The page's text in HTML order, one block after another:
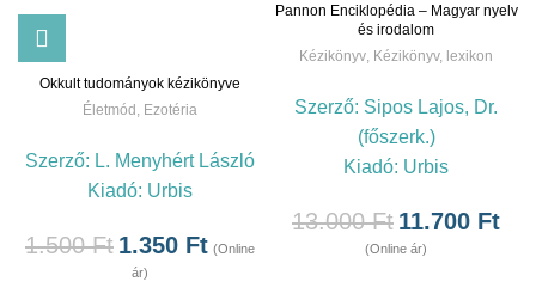
Okkult tudományok kézikönyve
Életmód Ezotéria
Szerző: L. Menyhért László
Kiadó: Urbis
1.500Ft 1.350 Ft (Online
ár)
Pannon Enciklopédia – Magyar nyelv
és irodalom
Kézikönyv Kézikönyv, lexikon
Szerző: Sipos Lajos, Dr.
(főszerk.)
Kiadó: Urbis
13.000Ft 11.700 Ft
(Online ár)